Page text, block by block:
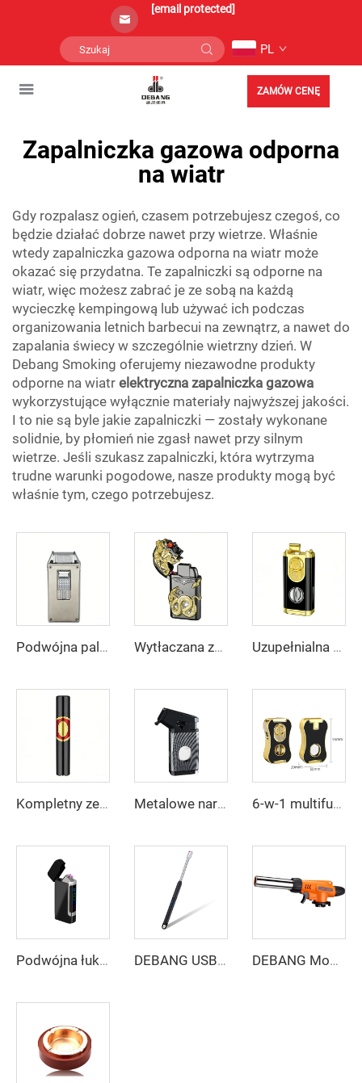
[email protected]
PL
ZAMÓW CENĘ
Zapalniczka gazowa odporna
na wiatr
Gdy rozpalasz ogień, czasem potrzebujesz czegoś, co
będzie działać dobrze nawet przy wietrze. Właśnie
wtedy zapalniczka gazowa odporna na wiatr może
okazać się przydatna. Te zapalniczki są odporne na
wiatr, więc możesz zabrać je ze sobą na każdą
wycieczkę kempingową lub używać ich podczas
organizowania letnich barbecui na zewnątrz, a nawet do
zapalania świecy w szczególnie wietrzny dzień. W
Debang Smoking oferujemy niezawodne produkty
odporne na wiatr elektryczna zapalniczka gazowa
wykorzystujące wyłącznie materiały najwyższej jakości.
I to nie są byle jakie zapalniczki — zostały wykonane
solidnie, by płomień nie zgasł nawet przy silnym
wietrze. Jeśli szukasz zapalniczki, która wytrzyma
trudne warunki pogodowe, nasze produkty mogą być
właśnie tym, czego potrzebujesz.
Podwójna palnikowa zapalniczka z logo na zamówienie firmy DEBANG Wytłaczana zapalniczka Meduza DEBANG, metalowa, podwójny płomień, odporna na wiatr, otwarty płomień, konwertowalna Uzupełnialna trójpłomieniowa zapalniczka płomieniowa EBANG | Zestaw prezentowy z logo na zamówienie
Kompletny zestaw ręczny z bezpiecznym zapłonem DEBANG – lekka przenośna zapalniczka, wytrzymały zestaw nożyka i igły Metalowe narzędzie termiczne kuchenne DEBANG 6-w-1 multifunkcyjne narzędzie kuchenne DEBANG
Podwójna łukowa zapalniczka DEBANG z możliwością personalizacji DEBANG USB Ładowany zapalniczka elektryczna DEBANG Mocny torcik grzewczy na otwartej przestrzeni, tanie narzędzie grzewcze do obozowania i kuchni